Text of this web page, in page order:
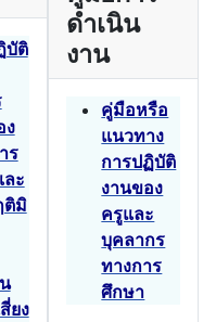
บัติ
ง
ร
ะ
ติมิ
ยง
ดำเนิน
งาน
คู่มือหรือ
แนวทาง
การปฏิบัติ
งานของ
ครูและ
บุคลากร
ทางการ
ศึกษา